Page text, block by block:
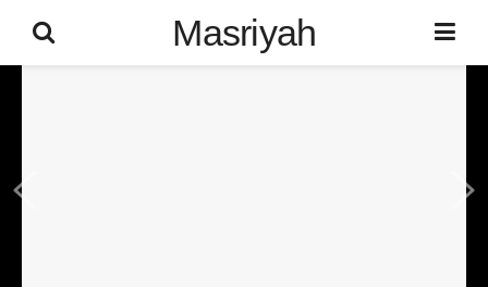
Masriyah